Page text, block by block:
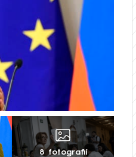
8 fotografií